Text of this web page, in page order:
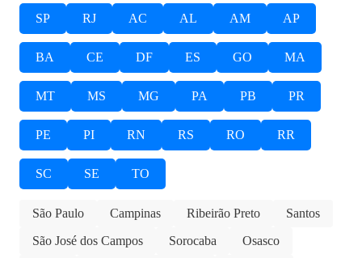
SP RJ AC AL AM AP
BA CE DF ES GO MA
MT MS MG PA PB PR
PE PI RN RS RO RR
SC SE TO
São Paulo Campinas Ribeirão Preto
Santos
São José dos Campos
Sorocaba
Osasco